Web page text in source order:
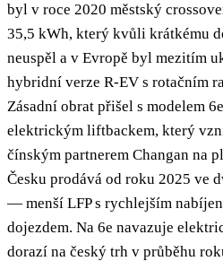
byl v roce 2020 městský
35,5 kWh, který kvůli krátkému
neuspěl a v Evropě byl mezitím
hybridní verze R-EV s rotačním
Zásadní obrat přišel s modelem
elektrickým liftbackem, který
čínským partnerem Changan na
Česku prodává od roku 2025 ve
— menší LFP s rychlejším
dojezdem. Na 6e navazuje
dorazí na český trh v průběhu